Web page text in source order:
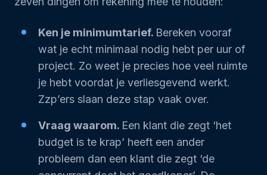
Ken je minimumtarief. Bereken vooraf
wat je echt minimaal nodig hebt per uur of
project. Zo weet je precies hoe veel ruimte
je hebt voordat je verliesgevend werkt.
Zzp’ers slaan deze stap vaak over.
Vraag waarom. Een klant die zegt ‘het
budget is te krap’ heeft een ander
probleem dan een klant die zegt ‘de